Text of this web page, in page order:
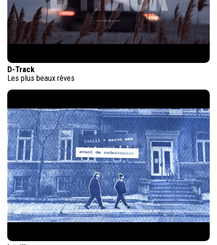
D-Track
Les plus beaux rêves